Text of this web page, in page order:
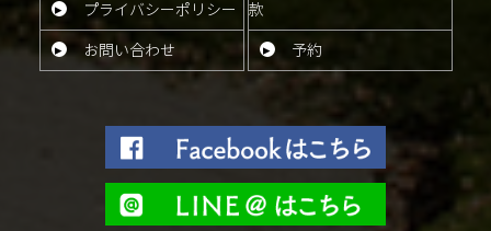
プライバシーポリシー
款
お問い合わせ 予約